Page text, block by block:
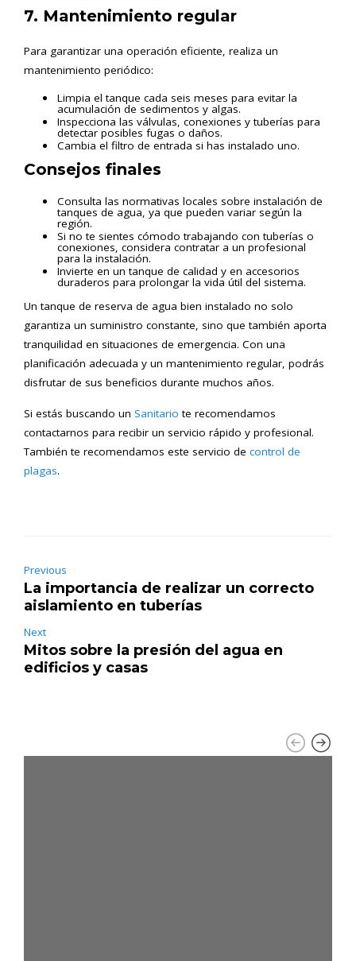
7. Mantenimiento regular
Para garantizar una operación eficiente, realiza un
mantenimiento periódico:
Limpia el tanque cada seis meses para evitar la
acumulación de sedimentos y algas.
Inspecciona las válvulas, conexiones y tuberías para
detectar posibles fugas o daños.
Cambia el filtro de entrada si has instalado uno.
Consejos finales
Consulta las normativas locales sobre instalación de
tanques de agua, ya que pueden variar según la
región.
Si no te sientes cómodo trabajando con tuberías o
conexiones, considera contratar a un profesional
para la instalación.
Invierte en un tanque de calidad y en accesorios
duraderos para prolongar la vida útil del sistema.
Un tanque de reserva de agua bien instalado no solo
garantiza un suministro constante, sino que también aporta
tranquilidad en situaciones de emergencia. Con una
planificación adecuada y un mantenimiento regular, podrás
disfrutar de sus beneficios durante muchos años.
Si estás buscando un Sanitario te recomendamos
contactarnos para recibir un servicio rápido y profesional.
También te recomendamos este servicio de control de
plagas.
Previous
La importancia de realizar un correcto
aislamiento en tuberías
Next
Mitos sobre la presión del agua en
edificios y casas